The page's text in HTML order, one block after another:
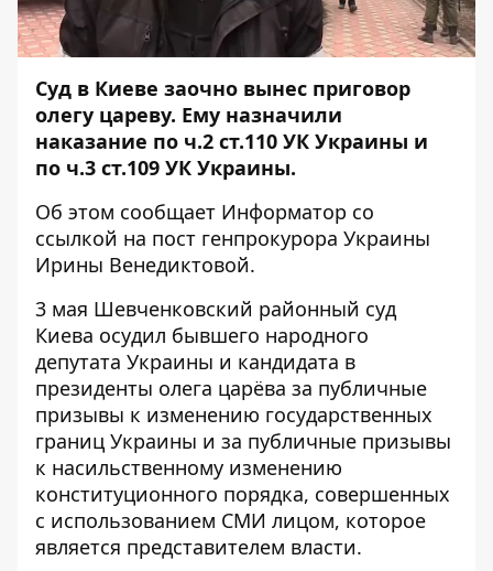
Суд в Киеве заочно вынес приговор
олегу цареву. Ему назначили
наказание по ч.2 ст.110 УК Украины и
по ч.3 ст.109 УК Украины.
Об этом сообщает Информатор со
ссылкой на пост генпрокурора Украины
Ирины Венедиктовой.
3 мая Шевченковский районный суд
Киева осудил бывшего народного
депутата Украины и кандидата в
президенты олега царёва за публичные
призывы к изменению государственных
границ Украины и за публичные призывы
к насильственному изменению
конституционного порядка, совершенных
с использованием СМИ лицом, которое
является представителем власти.